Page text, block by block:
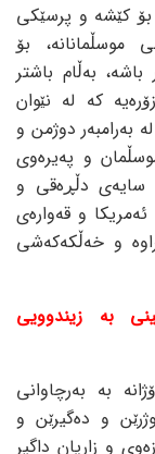
بۆ کێشە و پرسێکی
بۆ
بەڵام باشتر
کە لە نێوان
بەرامبەر دوژمن و
و پەیرەوی
سایەی دڵڕەقی و
و قەوارەی
و خەڵکەکەشی
بە زیندوویی
بە بەرچاوانی
و دەگیرێن و
و زاریان داگیر